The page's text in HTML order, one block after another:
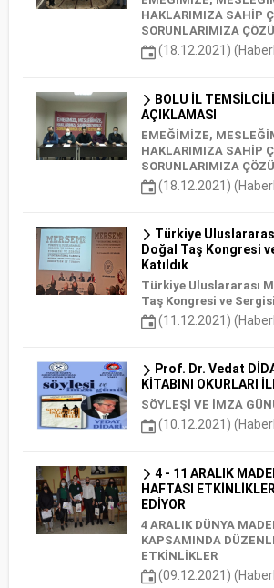
HAKLARIMIZA SAHİP
SORUNLARIMIZA
(18.12.2021)
BOLU İL
AÇIKLAMASI
EMEĞİMİZE,
HAKLARIMIZA SAHİP
SORUNLARIMIZA
(18.12.2021)
Türkiye
Doğal Taş Kongresi
Katıldık
Türkiye Uluslararası
Taş Kongresi ve
(11.12.2021)
Prof. Dr. Vedat
KİTABINI OKURLARI
SÖYLEŞİ VE İMZA
(10.12.2021)
4 - 11 ARALIK
HAFTASI
EDİYOR
4 ARALIK DÜNYA
KAPSAMINDA
ETKİNLİKLER
(09.12.2021)